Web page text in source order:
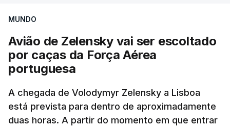
Avião de Zelensky
MUNDO
Avião de Zelensky vai ser escoltado
por caças da Força Aérea
portuguesa
A chegada de Volodymyr Zelensky a Lisboa
está prevista para dentro de aproximadamente
duas horas. A partir do momento em que entrar